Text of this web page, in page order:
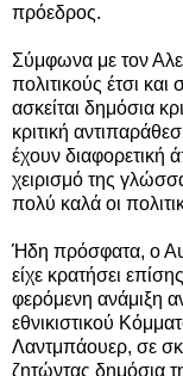
πρόεδρος.
Σύμφωνα με τον
πολιτικούς έτσι
ασκείται δημόσια
κριτική
έχουν διαφορετική
χειρισμό της
πολύ καλά οι
Ήδη πρόσφατα, ο
είχε κρατήσει
φερόμενη ανάμιξη
εθνικιστικού
Λαντμπάουερ, σε
ζητώντας δημόσια